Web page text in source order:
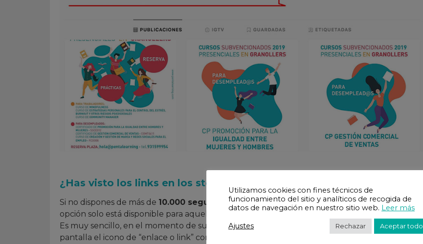
¿Has visto los links en los stories?
Si no dispones de más de 10.000 seguidoreses normal que no lo hayas visto, ya que está
opción solo está disponible para aquellos usuarios que sus seguidores sean superiores a10K
Es muy sencillo, en el momento de subir elstory,verás en la parte superior derecha de la
pantalla el icono de “enlace o link” con el que podrás poner tu dirección web,
Utilizamos cookies con fines técnicos de
funcionamiento del sitio y analíticos de recogida de
datos de navegación en nuestro sitio web. Leer más
Ajustes Rechazar Aceptar todo